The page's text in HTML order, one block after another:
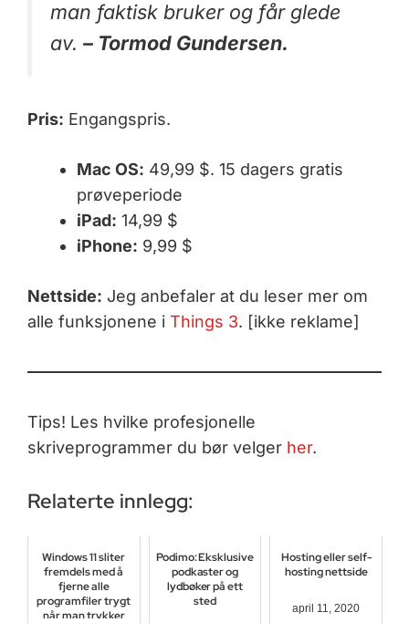
man faktisk bruker og får glede
av. – Tormod Gundersen.
Pris: Engangspris.
Mac OS: 49,99 $. 15 dagers gratis
prøveperiode
iPad: 14,99 $
iPhone: 9,99 $
Nettside: Jeg anbefaler at du leser mer om
alle funksjonene i Things 3. [ikke reklame]
Tips! Les hvilke profesjonelle
skriveprogrammer du bør velger her.
Relaterte innlegg:
Windows 11 sliter
fremdels med å
fjerne alle
programfiler trygt
når man trykker
Podimo: Eksklusive
podkaster og
lydbøker på ett
sted
Hosting eller self-
hosting nettside
april 11, 2020